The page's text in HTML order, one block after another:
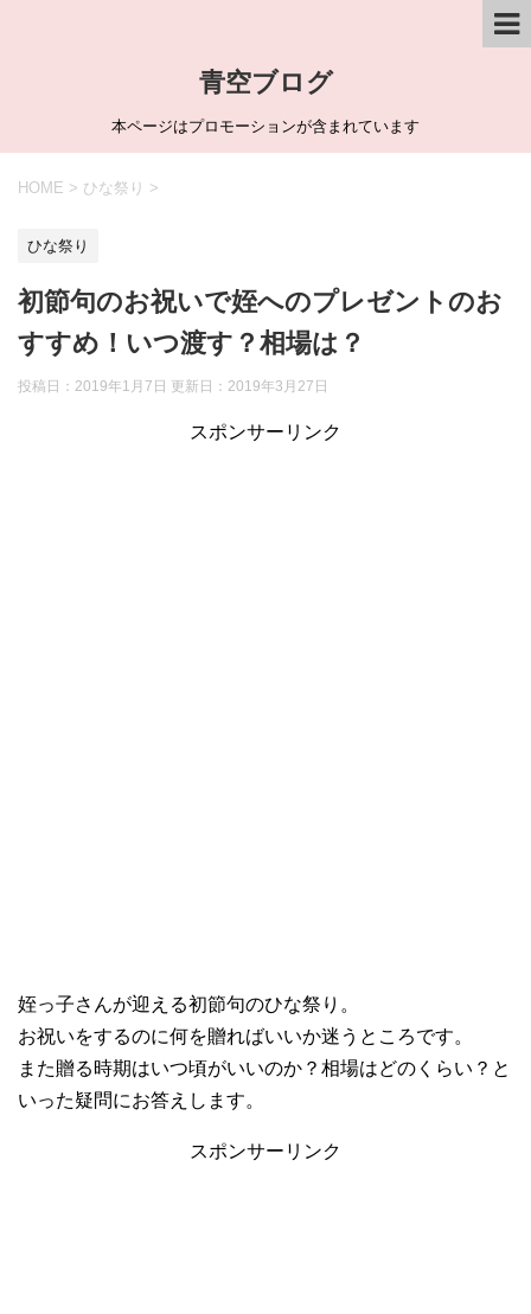
青空ブログ
本ページはプロモーションが含まれています
HOME > ひな祭り >
ひな祭り
初節句のお祝いで姪へのプレゼントのお
すすめ！いつ渡す？相場は？
投稿日：2019年1月7日 更新日： 2019年3月27日
スポンサーリンク
姪っ子さんが迎える初節句のひな祭り。
お祝いをするのに何を贈ればいいか迷うところです。
また贈る時期はいつ頃がいいのか？相場はどのくらい？と
いった疑問にお答えします。
スポンサーリンク